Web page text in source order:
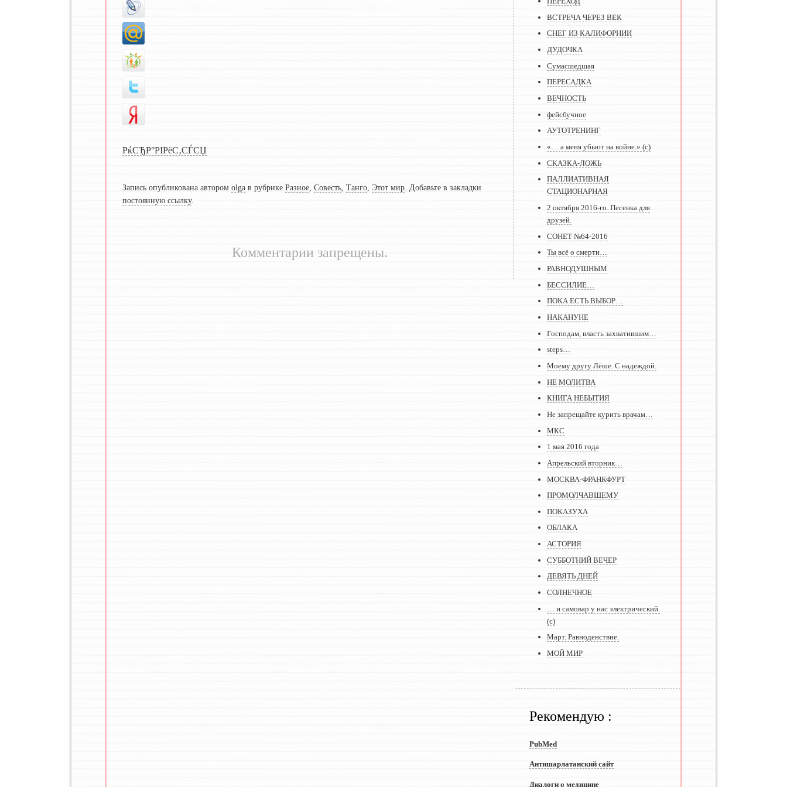
РќСЂР°РІРёС‚СЃСЏ
Запись опубликована автором olgaв рубрике Разное, Совесть, Танго, Этот мир. Добавьте в закладки
постоянную ссылку.
Комментарии запрещены.
ВСТРЕЧА ЧЕРЕЗ ВЕК
СНЕГ ИЗ КАЛИФОРНИИ
ДУДОЧКА
Сумасшедшая
ПЕРЕСАДКА
ВЕЧНОСТЬ
фейсбучное
АУТОТРЕНИНГ
«… а меня убьют на войне.» (с)
СКАЗКА-ЛОЖЬ
ПАЛЛИАТИВНАЯ
СТАЦИОНАРНАЯ
2 октября 2016-го. Песенка для
друзей.
СОНЕТ №64-2016
Ты всё о смерти…
РАВНОДУШНЫМ
БЕССИЛИЕ…
ПОКА ЕСТЬ ВЫБОР…
НАКАНУНЕ
Господам, власть захватившим…
steps…
Моему другу Лёше. С надеждой.
НЕ МОЛИТВА
КНИГА НЕБЫТИЯ
Не запрещайте курить врачам…
МКС
1 мая 2016 года
Апрельский вторник…
МОСКВА-ФРАНКФУРТ
ПРОМОЛЧАВШЕМУ
ПОКАЗУХА
ОБЛАКА
АСТОРИЯ
СУББОТНИЙ ВЕЧЕР
ДЕВЯТЬ ДНЕЙ
СОЛНЕЧНОЕ
… и самовар у нас электрический.
(с)
Март. Равноденствие.
МОЙ МИР
Рекомендую :
PubMed
Антишарлатанский сайт
Диалоги о медицине